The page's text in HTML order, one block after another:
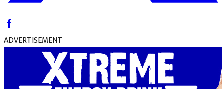
ADVERTISEMENT